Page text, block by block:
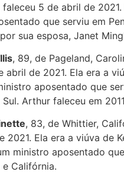
faleceu 5 de abril de 2021.
que serviu em
sua esposa, Janet
, 89, de Pageland,
abril de 2021. Ela era a
aposentado que
Arthur faleceu em
, 83, de Whittier,
2021. Ela era a viúva de
ministro aposentado
e Califórnia.